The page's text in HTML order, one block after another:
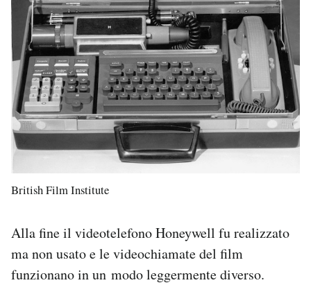
British Film Institute
Alla fine il videotelefono Honeywell fu realizzato
ma non usato e le videochiamate del film
funzionano in un modo leggermente diverso.